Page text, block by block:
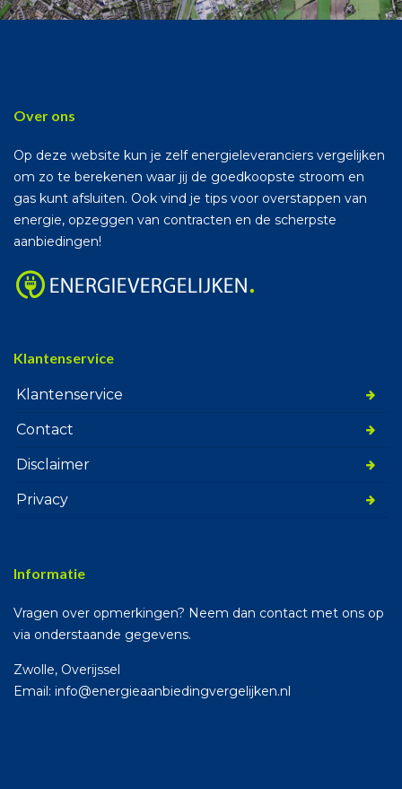
Over ons
Op deze website kun je zelf energieleveranciers vergelijken
om zo te berekenen waar jij de goedkoopste stroom en
gas kunt afsluiten. Ook vind je tips voor overstappen van
energie, opzeggen van contracten en de scherpste
aanbiedingen!
Klantenservice
Klantenservice
Contact
Disclaimer
Privacy
Informatie
Vragen over opmerkingen? Neem dan contact met ons op
via onderstaande gegevens.
Zwolle, Overijssel
Email: info@energieaanbiedingvergelijken.nl